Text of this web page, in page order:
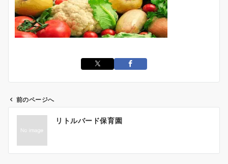
前のページへ
リトルバード保育園